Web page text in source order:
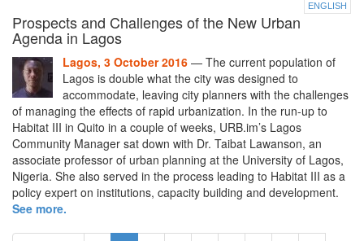
ENGLISH
Prospects and Challenges of the New Urban
Agenda in Lagos
Lagos, 3 October 2016 — The current population of
Lagos is double what the city was designed to
accommodate, leaving city planners with the challenges
of managing the effects of rapid urbanization. In the run-up to
Habitat III in Quito in a couple of weeks, URB.im’s Lagos
Community Manager sat down with Dr. Taibat Lawanson, an
associate professor of urban planning at the University of Lagos,
Nigeria. She also served in the process leading to Habitat III as a
policy expert on institutions, capacity building and development.
See more.